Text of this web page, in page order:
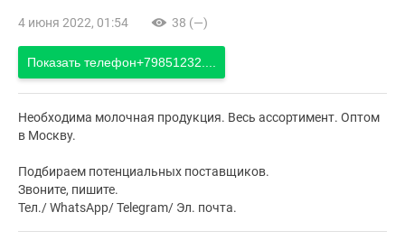
4 июня 2022, 01:54 38 (—)
Показать телефон+79851232....
Необходима молочная продукция. Весь ассортимент. Оптом
в Москву.
Подбираем потенциальных поставщиков.
Звоните, пишите.
Тел./ WhatsApp/ Telegram/ Эл. почта.